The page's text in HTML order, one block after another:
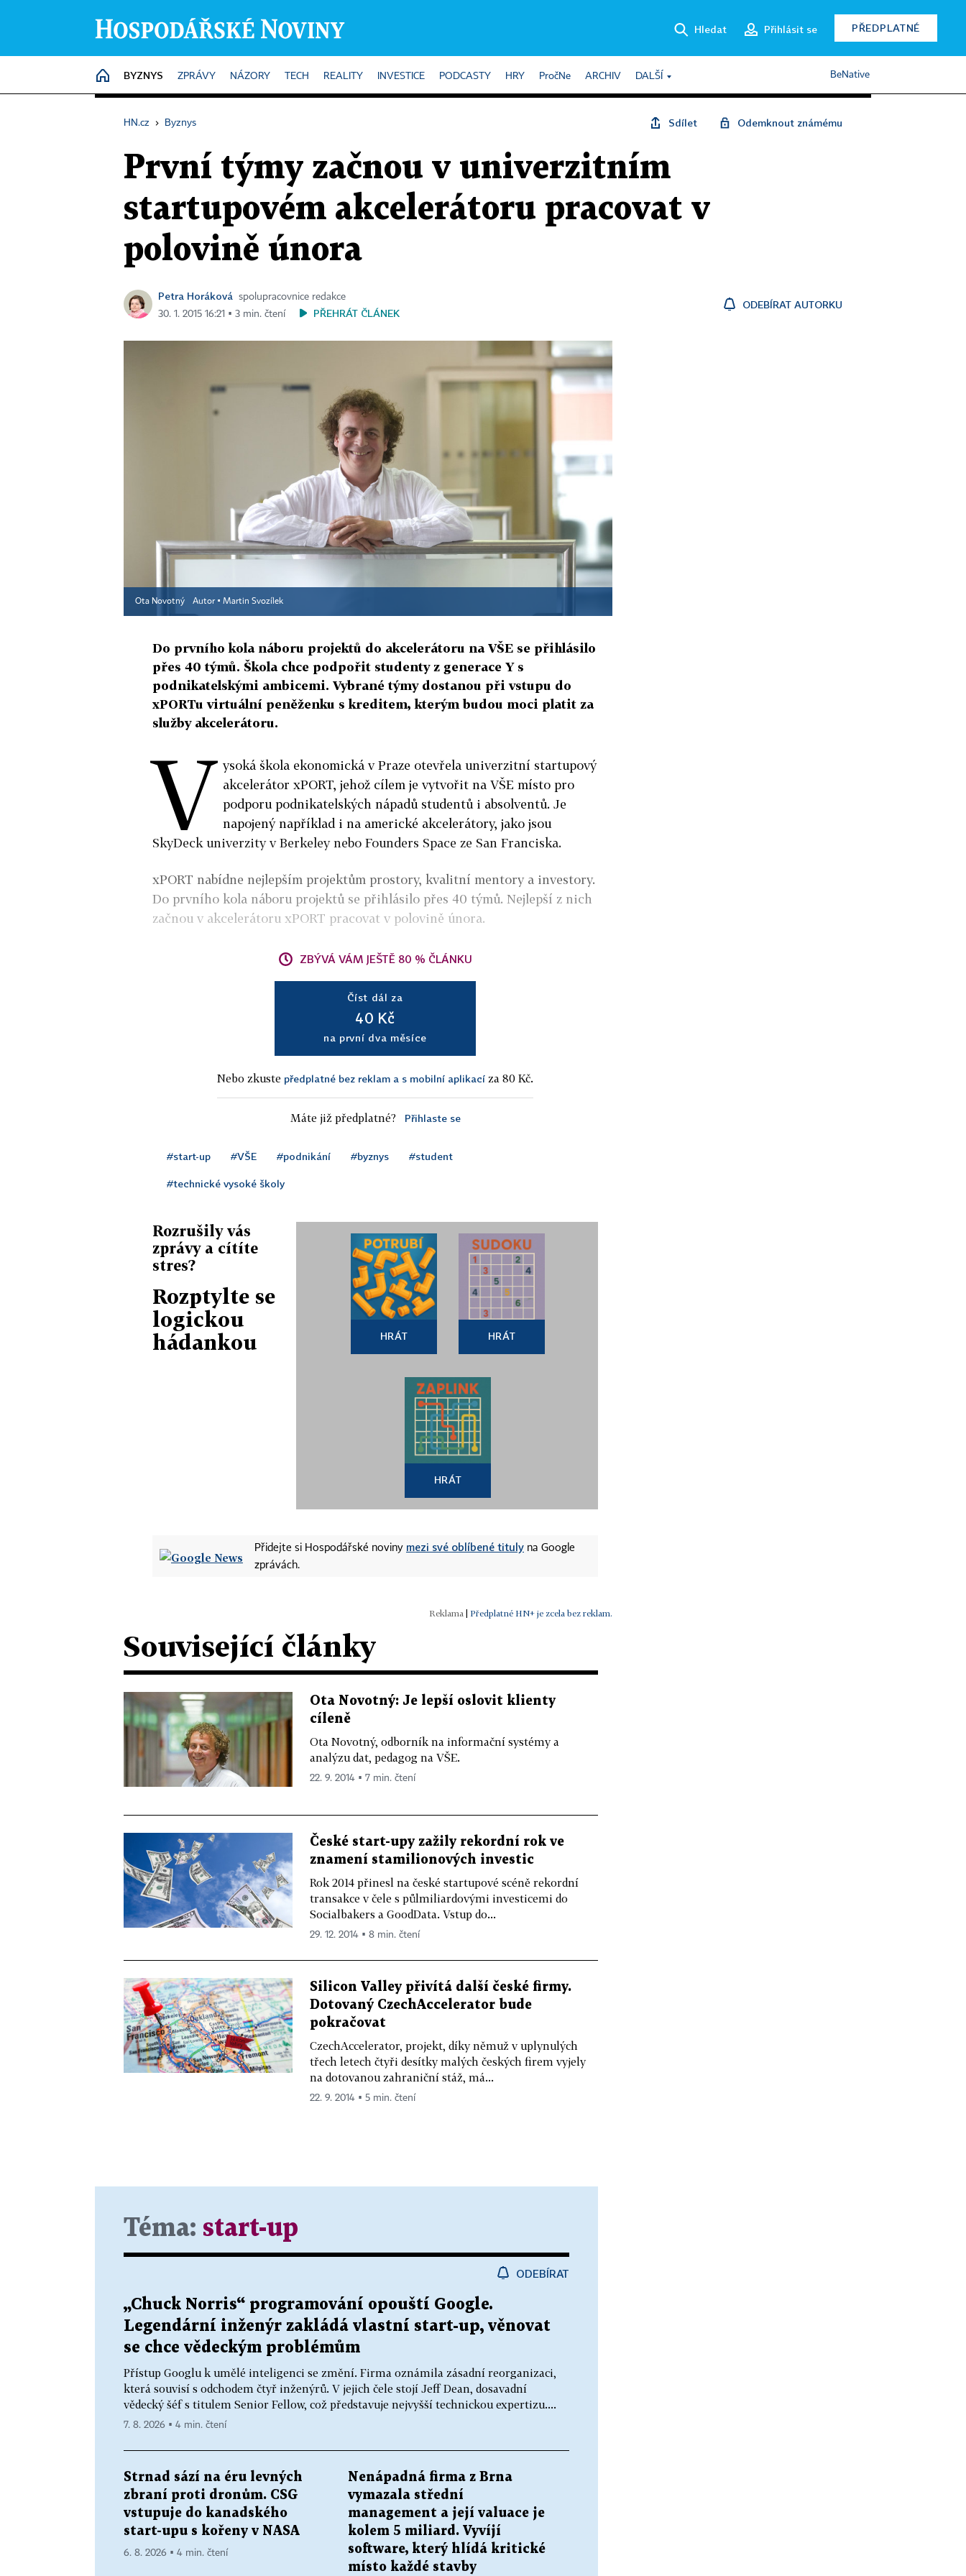
Hledat Přihlásit se PŘEDPLATNÉ
HOME
BYZNYS ZPRÁVY NÁZORY TECH REALITY INVESTICE PODCASTY HRY PročNe ARCHIV DALŠÍ BeNative
HN.cz › Byznys Sdílet Odemknout známému
První týmy začnou v univerzitním
startupovém akcelerátoru pracovat v
polovině února
Petra Horáková
spolupracovnice redakce
30. 1. 2015 16:21 ▪ 3 min. čtení
PŘEHRÁT ČLÁNEK
ODEBÍRAT AUTORKU
Ota Novotný Autor ▪ Martin Svozílek
Do prvního kola náboru projektů do akcelerátoru na VŠE se přihlásilo
přes 40 týmů. Škola chce podpořit studenty z generace Y s
podnikatelskými ambicemi. Vybrané týmy dostanou při vstupu do
xPORTu virtuální peněženku s kreditem, kterým budou moci platit za
služby akcelerátoru.
V ysoká škola ekonomická v Praze otevřela univerzitní startupový
akcelerátor xPORT, jehož cílem je vytvořit na VŠE místo pro
podporu podnikatelských nápadů studentů i absolventů. Je
napojený například i na americké akcelerátory, jako jsou
SkyDeck univerzity v Berkeley nebo Founders Space ze San Franciska.
xPORT nabídne nejlepším projektům prostory, kvalitní mentory a investory.
Do prvního kola náboru projektů se přihlásilo přes 40 týmů. Nejlepší z nich
začnou v akcelerátoru xPORT pracovat v polovině února.
ZBÝVÁ VÁM JEŠTĚ 80 % ČLÁNKU
Číst dál za
40 Kč
na první dva měsíce
Nebo zkuste předplatné bez reklam a s mobilní aplikací za 80 Kč.
Máte již předplatné? Přihlaste se
#start-up #VŠE #podnikání #byznys #student
#technické vysoké školy
Rozrušily vás
zprávy a cítíte
stres?
Rozptylte se
logickou
hádankou
HRÁT HRÁT
HRÁT
Přidejte si Hospodářské noviny mezi své oblíbené tituly na Google
zprávách.
| Předplatné HN+ je zcela bez reklam.
Související články
Ota Novotný: Je lepší oslovit klienty
cíleně
Ota Novotný, odborník na informační systémy a
analýzu dat, pedagog na VŠE.
22. 9. 2014 ▪ 7 min. čtení
České start-upy zažily rekordní rok ve
znamení stamilionových investic
Rok 2014 přinesl na české startupové scéně rekordní
transakce v čele s půlmiliardovými investicemi do
Socialbakers a GoodData. Vstup do...
29. 12. 2014 ▪ 8 min. čtení
Silicon Valley přivítá další české firmy.
Dotovaný CzechAccelerator bude
pokračovat
CzechAccelerator, projekt, díky němuž v uplynulých
třech letech čtyři desítky malých českých firem vyjely
na dotovanou zahraniční stáž, má...
22. 9. 2014 ▪ 5 min. čtení
Téma: start-up
ODEBÍRAT
„Chuck Norris“ programování opouští Google.
Legendární inženýr zakládá vlastní start-up, věnovat
se chce vědeckým problémům
Přístup Googlu k umělé inteligenci se změní. Firma oznámila zásadní reorganizaci,
která souvisí s odchodem čtyř inženýrů. V jejich čele stojí Jeff Dean, dosavadní
vědecký šéf s titulem Senior Fellow, což představuje nejvyšší technickou expertizu....
7. 8. 2026 ▪ 4 min. čtení
Strnad sází na éru levných
zbraní proti dronům. CSG
vstupuje do kanadského
start-upu s kořeny v NASA
6. 8. 2026 ▪ 4 min. čtení
Nenápadná firma z Brna
vymazala střední
management a její valuace je
kolem 5 miliard. Vyvíjí
software, který hlídá kritické
místo každé stavby